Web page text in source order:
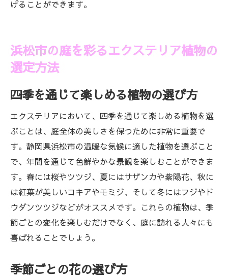
げることができます。
浜松市の庭を彩るエクステリア植物の
選定方法
四季を通じて楽しめる植物の選び方
エクステリアにおいて、四季を通じて楽しめる植物を選
ぶことは、庭全体の美しさを保つために非常に重要で
す。静岡県浜松市の温暖な気候に適した植物を選ぶこと
で、年間を通じて色鮮やかな景観を楽しむことができま
す。春には桜やツツジ、夏にはサザンカや紫陽花、秋に
は紅葉が美しいコキアやモミジ、そして冬にはフジやド
ウダンツツジなどがオススメです。これらの植物は、季
節ごとの変化を楽しむだけでなく、庭に訪れる人々にも
喜ばれることでしょう。
季節ごとの花の選び方